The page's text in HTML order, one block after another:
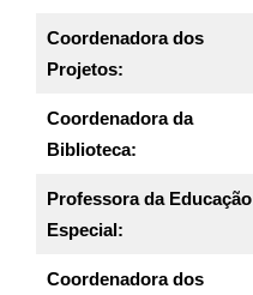
Coordenadora dos
Projetos:
Coordenadora da
Biblioteca:
Professora da Educação
Especial:
Coordenadora dos